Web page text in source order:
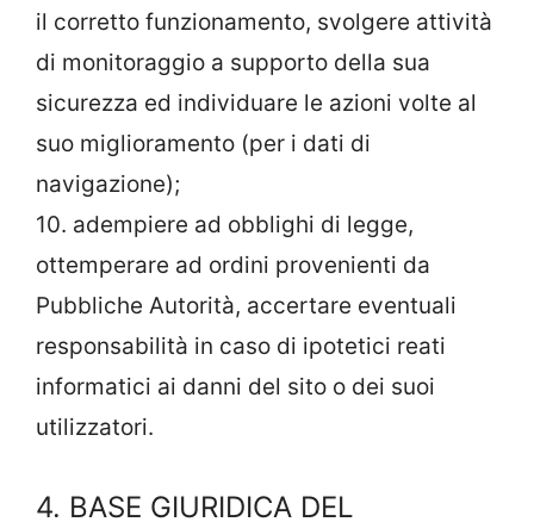
il corretto funzionamento, svolgere attività
di monitoraggio a supporto della sua
sicurezza ed individuare le azioni volte al
suo miglioramento (per i dati di
navigazione);
10. adempiere ad obblighi di legge,
ottemperare ad ordini provenienti da
Pubbliche Autorità, accertare eventuali
responsabilità in caso di ipotetici reati
informatici ai danni del sito o dei suoi
utilizzatori.
4. BASE GIURIDICA DEL